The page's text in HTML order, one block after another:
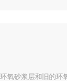
氧砂浆层和旧的